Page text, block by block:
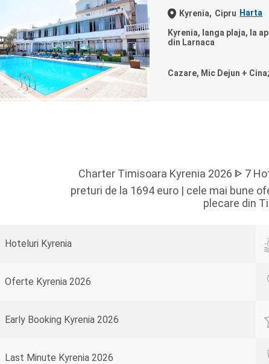
Kyrenia, Cipru Harta
Kyrenia, langa plaja, la
din Larnaca
Cazare, Mic Dejun +
Charter Timisoara Kyrenia 2026 ᐈ 7
preturi de la 1694 euro | cele mai bune
plecare din
Hoteluri Kyrenia
Oferte Kyrenia 2026
Early Booking Kyrenia 2026
Last Minute Kyrenia 2026